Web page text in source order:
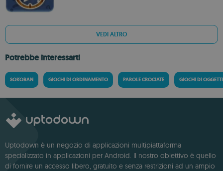
VEDI ALTRO
Potrebbe interessarti
SOKOBAN GIOCHI DI ORDINAMENTO PAROLE CROCIATE GIOCHI DI
Uptodown è un negozio di applicazioni multipiattaforma
specializzato in applicazioni per Android. Il nostro obiettivo è quello
di fornire un accesso libero, gratuito e senza restrizioni ad un ampio